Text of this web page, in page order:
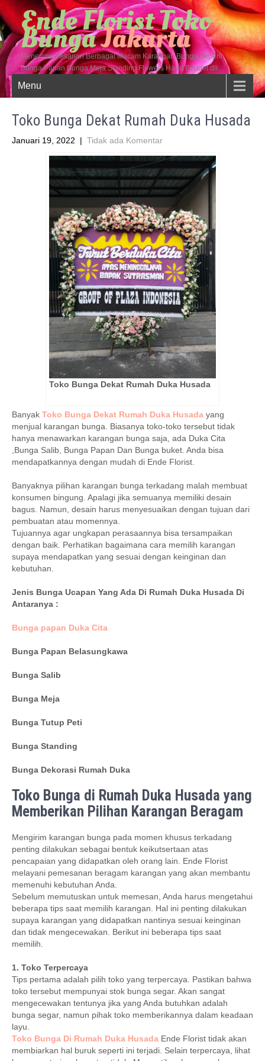
Ende Florist Toko
BungaJakarta
Menerima Pesanan Berbagai Macam Karangan Bunga Seperti
Bunga Papan Bunga Meja Standing Flowers Hand Bouqet dll…
Menu
Toko Bunga Dekat Rumah Duka Husada
Januari 19, 2022 | Tidak ada Komentar
Toko Bunga Dekat Rumah Duka Husada
Banyak Toko Bunga Dekat Rumah Duka Husada yang
menjual karangan bunga. Biasanya toko-toko tersebut tidak
hanya menawarkan karangan bunga saja, ada Duka Cita
,Bunga Salib, Bunga Papan Dan Bunga buket. Anda bisa
mendapatkannya dengan mudah di Ende Florist.
Banyaknya pilihan karangan bunga terkadang malah membuat
konsumen bingung. Apalagi jika semuanya memiliki desain
bagus. Namun, desain harus menyesuaikan dengan tujuan dari
pembuatan atau momennya.
Tujuannya agar ungkapan perasaannya bisa tersampaikan
dengan baik. Perhatikan bagaimana cara memilih karangan
supaya mendapatkan yang sesuai dengan keinginan dan
kebutuhan.
Jenis Bunga Ucapan Yang Ada Di Rumah Duka Husada Di
Antaranya :
Bunga papan Duka Cita
Bunga Papan Belasungkawa
Bunga Salib
Bunga Meja
Bunga Tutup Peti
Bunga Standing
Bunga Dekorasi Rumah Duka
Toko Bunga di Rumah Duka Husada yang
Memberikan Pilihan Karangan Beragam
Mengirim karangan bunga pada momen khusus terkadang
penting dilakukan sebagai bentuk keikutsertaan atas
pencapaian yang didapatkan oleh orang lain. Ende Florist
melayani pemesanan beragam karangan yang akan membantu
memenuhi kebutuhan Anda.
Sebelum memutuskan untuk memesan, Anda harus mengetahui
beberapa tips saat memilih karangan. Hal ini penting dilakukan
supaya karangan yang didapatkan nantinya sesuai keinginan
dan tidak mengecewakan. Berikut ini beberapa tips saat
memilih.
1. Toko Terpercaya
Tips pertama adalah pilih toko yang terpercaya. Pastikan bahwa
toko tersebut mempunyai stok bunga segar. Akan sangat
mengecewakan tentunya jika yang Anda butuhkan adalah
bunga segar, namun pihak toko memberikannya dalam keadaan
layu.
Toko Bunga Di Rumah Duka Husada Ende Florist tidak akan
membiarkan hal buruk seperti ini terjadi. Selain terpercaya, lihat